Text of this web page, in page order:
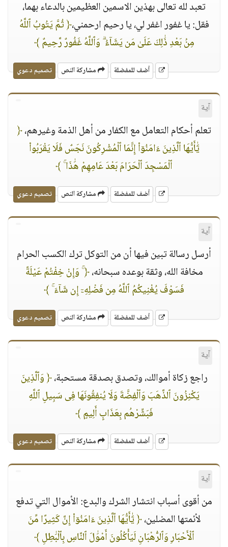
تعبد لله تعالى بهذين الاسمين العظيمين بالدعاء بهما،
فقل: يا غفور اغفر لي، يا رحيم ارحمني،﴿ ثُمَّ يَتُوبُ ٱللَّهُ
مِنۢ بَعْدِ ذَٰلِكَ عَلَىٰ مَن يَشَآءُ ۗ وَٱللَّهُ غَفُورٌ رَّحِيمٌ ﴾
أضف للمفضلة مشاركة النص تصميم دعوي
آية
تعلم أحكام التعامل مع الكفار من أهل الذمة وغيرهم،﴿
يَٰٓأَيُّهَا ٱلَّذِينَ ءَامَنُوٓا۟ إِنَّمَا ٱلْمُشْرِكُونَ نَجَسٌ فَلَا يَقْرَبُوا۟
ٱلْمَسْجِدَ ٱلْحَرَامَ بَعْدَ عَامِهِمْ هَٰذَا ۚ ﴾
أضف للمفضلة مشاركة النص تصميم دعوي
آية
أرسل رسالة تبين فيها أن من التوكل ترك الكسب الحرام
مخافة الله، وثقة بوعده سبحانه،﴿ ۚ وَإِنْ خِفْتُمْ عَيْلَةً
فَسَوْفَ يُغْنِيكُمُ ٱللَّهُ مِن فَضْلِهِۦٓ إِن شَآءَ ۚ ﴾
أضف للمفضلة مشاركة النص تصميم دعوي
آية
راجع زكاة أموالك، وتصدق بصدقة مستحبة،﴿ وَٱلَّذِينَ
يَكْنِزُونَ ٱلذَّهَبَ وَٱلْفِضَّةَ وَلَا يُنفِقُونَهَا فِى سَبِيلِ ٱللَّهِ
فَبَشِّرْهُم بِعَذَابٍ أَلِيمٍ ﴾
أضف للمفضلة مشاركة النص تصميم دعوي
آية
من أقوى أسباب انتشار الشرك والبدع: الأموال التي تدفع
لأئمتها المضلين،﴿ يَٰٓأَيُّهَا ٱلَّذِينَ ءَامَنُوٓا۟ إِنَّ كَثِيرًا مِّنَ
ٱلْأَحْبَارِ وَٱلرُّهْبَانِ لَيَأْكُلُونَ أَمْوَٰلَ ٱلنَّاسِ بِٱلْبَٰطِلِ ﴾